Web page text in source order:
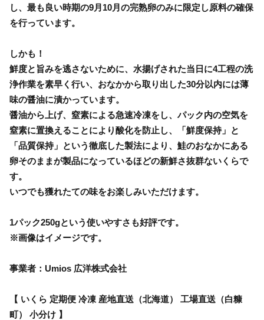
し、最も良い時期の9月10月の完熟卵のみに限定し原料の確保
を行っています。
しかも！
鮮度と旨みを逃さないために、水揚げされた当日に4工程の洗
浄作業を素早く行い、おなかから取り出した30分以内には薄
味の醤油に漬かっています。
醤油から上げ、窒素による急速冷凍をし、パック内の空気を
窒素に置換えることにより酸化を防止し、「鮮度保持」と
「品質保持」という徹底した製法により、鮭のおなかにある
卵そのままが製品になっているほどの新鮮さ抜群ないくらで
す。
いつでも獲れたての味をお楽しみいただけます。
1パック250gという使いやすさも好評です。
※画像はイメージです。
事業者：Umios 広洋株式会社
【 いくら 定期便 冷凍 産地直送（北海道） 工場直送（白糠
町） 小分け 】